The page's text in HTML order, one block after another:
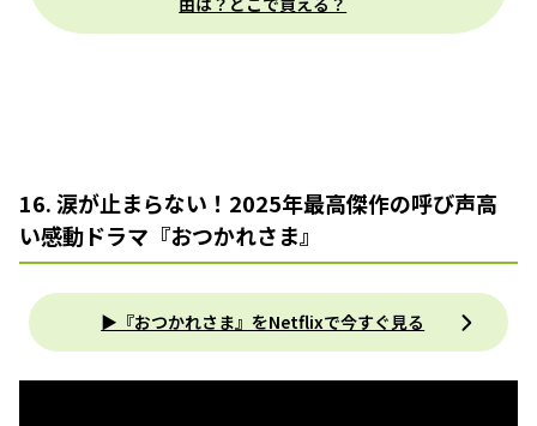
16. 涙が止まらない！2025年最高傑作の呼び声高
い感動ドラマ『おつかれさま』
▶︎『おつかれさま』をNetflixで今すぐ見る